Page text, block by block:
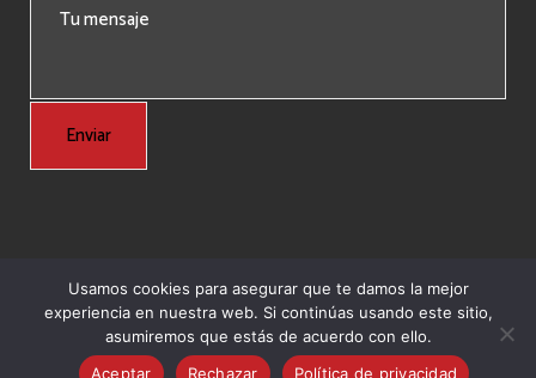
© Copyright 2024 Grupo Nordeste -Agencia Marketing Online
Ingenium.Marketing
Usamos cookies para asegurar que te damos la mejor
experiencia en nuestra web. Si continúas usando este sitio,
asumiremos que estás de acuerdo con ello.
Aceptar
Rechazar Política de privacidad